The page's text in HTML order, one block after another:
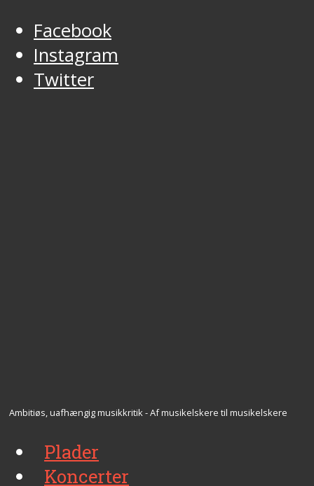
Facebook
Instagram
Twitter
Ambitiøs, uafhængig musikkritik - Af musikelskere til musikelskere
Plader
Koncerter